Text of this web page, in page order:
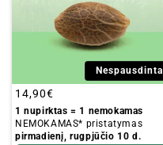
Nespausdinta
Įprastinė
kaina
14,90€
1 nupirktas = 1 nemokamas
NEMOKAMAS* pristatymas
pirmadienį, rugpjūčio 10 d.